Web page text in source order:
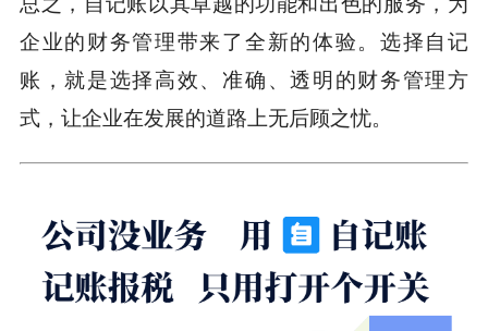
企业的财务管理带来了全新的体验。选择自记
账，就是选择高效、准确、透明的财务管理方
式，让企业在发展的道路上无后顾之忧。